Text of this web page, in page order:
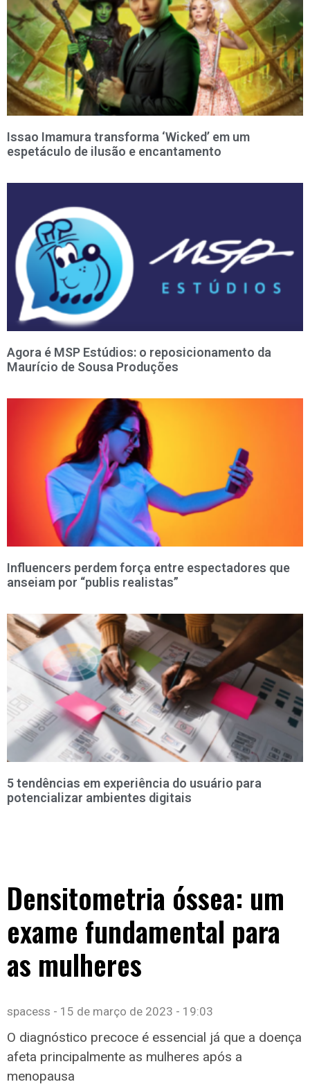
Issao Imamura transforma ‘Wicked’ em um
espetáculo de ilusão e encantamento
Agora é MSP Estúdios: o reposicionamento da
Maurício de Sousa Produções
Influencers perdem força entre espectadores que
anseiam por “publis realistas”
5 tendências em experiência do usuário para
potencializar ambientes digitais
Densitometria óssea: um
exame fundamental para
as mulheres
spacess 15 de março de 2023 19:03
O diagnóstico precoce é essencial já que a doença
afeta principalmente as mulheres após a
menopausa